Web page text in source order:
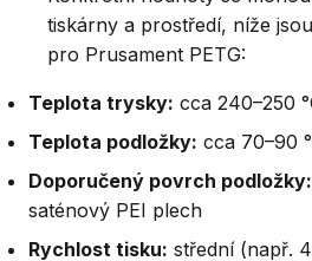
tiskárny a prostředí, níže
pro Prusament PETG:
Teplota trysky: cca 240–250
Teplota podložky: cca 70–90
Doporučený povrch podložky:
saténový PEI plech
Rychlost tisku: střední (např.